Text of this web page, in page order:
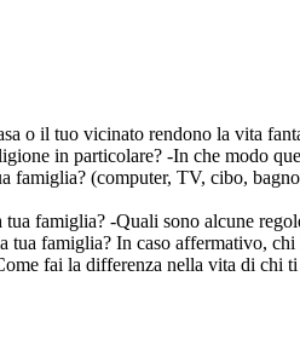
o il tuo vicinato rendono la vita
in particolare? -In che modo
famiglia? (computer, TV, cibo,
famiglia? -Quali sono alcune
tua famiglia? In caso affermativo,
fai la differenza nella vita di chi